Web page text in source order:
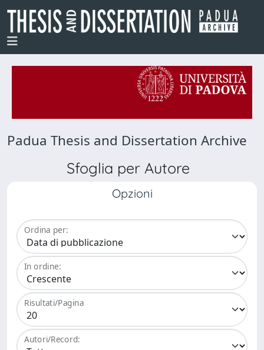
Padua Thesis and Dissertation Archive
Sfoglia per Autore
Opzioni
Ordina per:
In ordine:
Risultati/Pagina
Autori/Record: